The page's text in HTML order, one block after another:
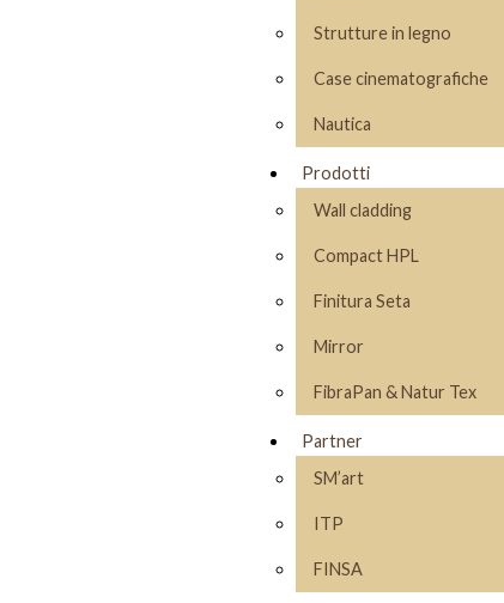
Strutture in legno
Case cinematografiche
Nautica
Prodotti
Wall cladding
Compact HPL
Finitura Seta
Mirror
FibraPan & Natur Tex
Partner
SM’art
ITP
FINSA